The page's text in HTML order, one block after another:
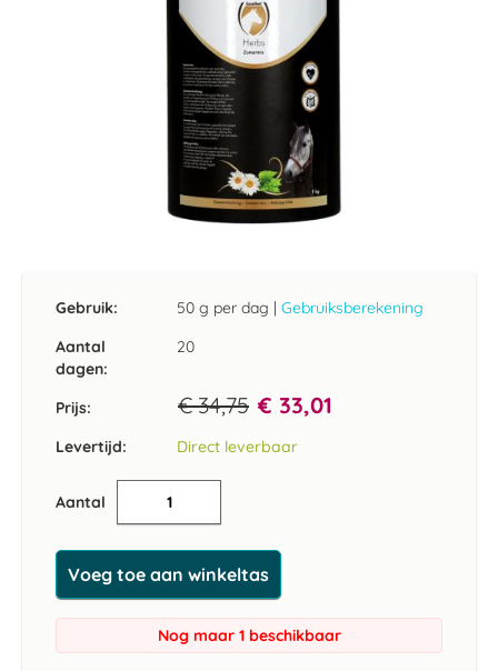
Gebruik: 50 g per dag | Gebruiksberekening
Aantal
dagen:
20
Prijs: € 34,75 € 33,01
Levertijd: Direct leverbaar
Aantal
Voeg toe aan winkeltas
Nog maar 1 beschikbaar
begin
afbeeldingen-
gallerij